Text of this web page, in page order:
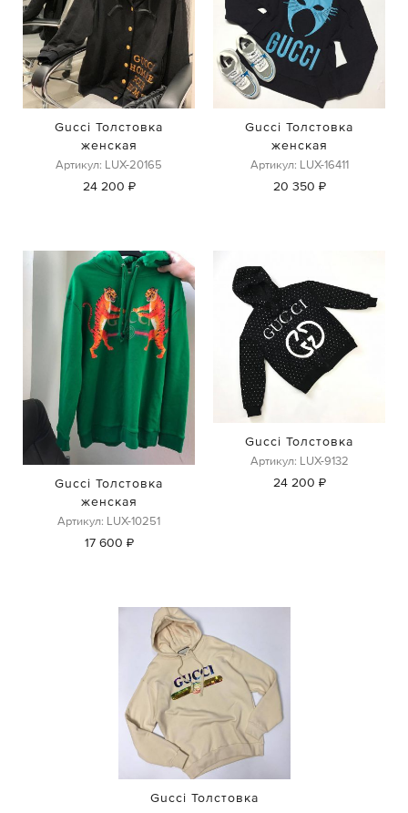
Gucci Толстовка
женская
Артикул: LUX-20165
24 200 ₽
Gucci Толстовка
женская
Артикул: LUX-16411
20 350 ₽
Gucci Толстовка
женская
Артикул: LUX-10251
17 600 ₽
Gucci Толстовка
Артикул: LUX-9132
24 200 ₽
Gucci Толстовка